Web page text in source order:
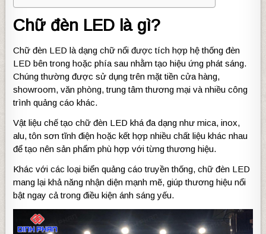
Chữ đèn LED là gì?
Chữ đèn LED là dạng chữ nổi được tích hợp hệ thống đèn
LED bên trong hoặc phía sau nhằm tạo hiệu ứng phát sáng.
Chúng thường được sử dụng trên mặt tiền cửa hàng,
showroom, văn phòng, trung tâm thương mại và nhiều công
trình quảng cáo khác.
Vật liệu chế tạo chữ đèn LED khá đa dạng như mica, inox,
alu, tôn sơn tĩnh điện hoặc kết hợp nhiều chất liệu khác nhau
để tạo nên sản phẩm phù hợp với từng thương hiệu.
Khác với các loại biển quảng cáo truyền thống, chữ đèn LED
mang lại khả năng nhận diện mạnh mẽ, giúp thương hiệu nổi
bật ngay cả trong điều kiện ánh sáng yếu.